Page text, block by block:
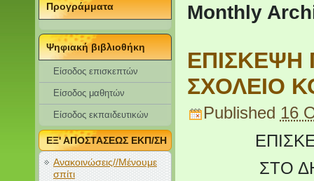
Προγράμματα
Ψηφιακή βιβλιοθήκη
Είσοδος επισκεπτών
Eίσοδος μαθητών
Είσοδος εκπαιδευτικών
ΕΞ' ΑΠΟΣΤΑΣΕΩΣ ΕΚΠ/ΣΗ
Ανακοινώσεις//Μένουμε
σπίτι
Monthly
ΕΠΙΣΚΕΨΗ
ΣΧΟΛΕΙΟ
Published 16
ΣΤΟ